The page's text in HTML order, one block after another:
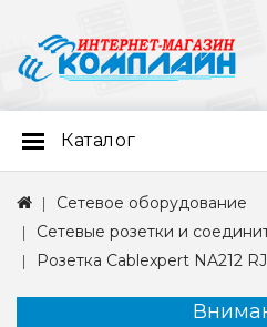
Каталог
Сетевое оборудование
Сетевые розетки и
Розетка Cablexpert NA212